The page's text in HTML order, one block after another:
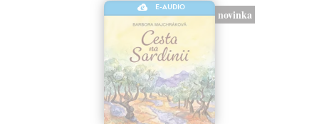
E-AUDIO
novinka